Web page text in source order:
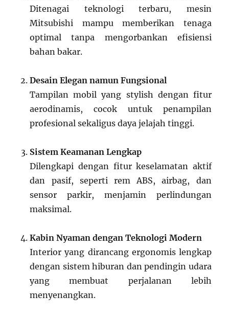
Ditenagai teknologi terbaru, mesin
Mitsubishi mampu memberikan tenaga
optimal tanpa mengorbankan efisiensi
bahan bakar.
Desain Elegan namun Fungsional
Tampilan mobil yang stylish dengan fitur
aerodinamis, cocok untuk penampilan
profesional sekaligus daya jelajah tinggi.
Sistem Keamanan Lengkap
Dilengkapi dengan fitur keselamatan aktif
dan pasif, seperti rem ABS, airbag, dan
sensor parkir, menjamin perlindungan
maksimal.
Kabin Nyaman dengan Teknologi Modern
Interior yang dirancang ergonomis lengkap
dengan sistem hiburan dan pendingin udara
yang membuat perjalanan lebih
menyenangkan.